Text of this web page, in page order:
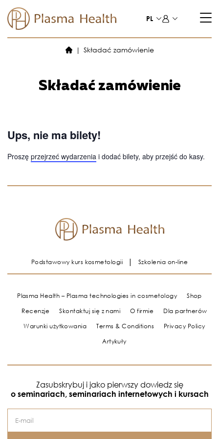
do
treści
PL
Składać zamówienie
Składać zamówienie
Ups, nie ma bilety!
Proszę przejrzeć wydarzenia i dodać bilety, aby przejść do kasy.
Podstawowy kurs kosmetologii Szkolenia on-line
Plasma Health – Plasma technologies in cosmetology Shop
Recenzje Skontaktuj się z nami O firmie Dla partnerów
Warunki użytkowania Terms & Conditions Privacy Policy
Artykuły
Zasubskrybuj i jako pierwszy dowiedz się
o seminariach, seminariach internetowych i kursach